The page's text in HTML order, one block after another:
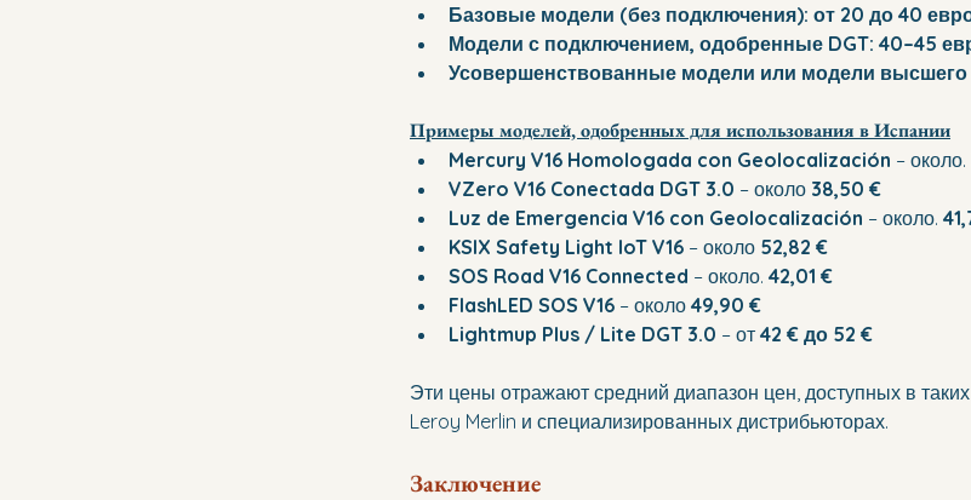
Базовые модели (без подключения): от 20 до 40
Модели с подключением, одобренные DGT: 40–45
Усовершенствованные модели или модели высшего
Примеры моделей, одобренных для использования в Испании
Mercury V16 Homologada con Geolocalización – около.
VZero V16 Conectada DGT 3.0 – около 38,50 €
Luz de Emergencia V16 con Geolocalización – около.
KSIX Safety Light IoT V16 – около 52,82 €
SOS Road V16 Connected – около. 42,01 €
FlashLED SOS V16 – около 49,90 €
Lightmup Plus / Lite DGT 3.0 – от 42 € до 52 €
Эти цены отражают средний диапазон цен, доступных в таких
Leroy Merlin и специализированных дистрибьюторах.
Заключение